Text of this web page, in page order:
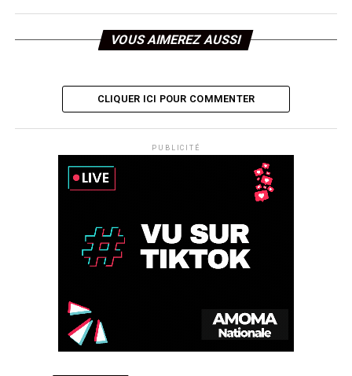
VOUS AIMEREZ AUSSI
CLIQUER ICI POUR COMMENTER
PUBLICITÉ